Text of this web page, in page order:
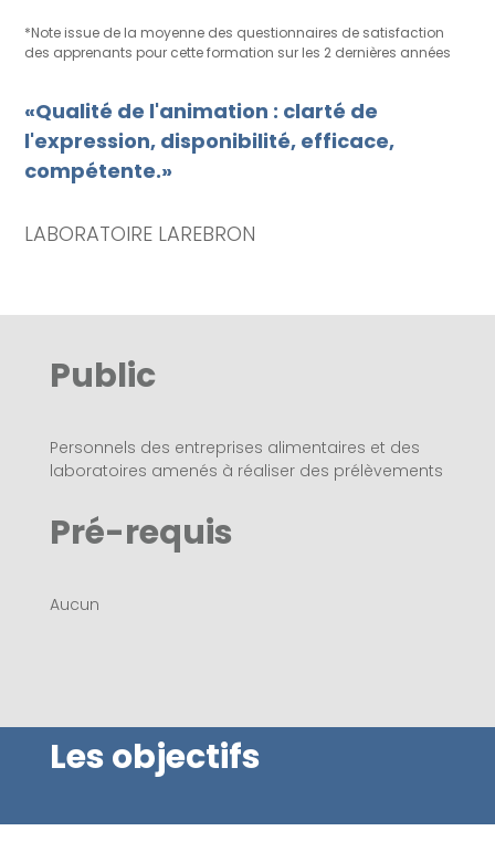
*Note issue de la moyenne des questionnaires de satisfaction
des apprenants pour cette formation sur les 2 dernières années
«Qualité de l'animation : clarté de
l'expression, disponibilité, efficace,
compétente.»
LABORATOIRE LAREBRON
Public
Personnels des entreprises alimentaires et des
laboratoires amenés à réaliser des prélèvements
Pré-requis
Aucun
Les objectifs